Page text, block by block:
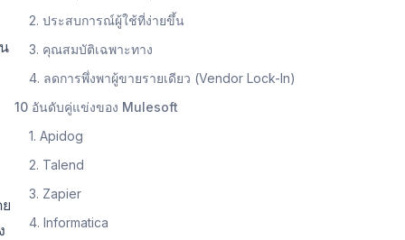
2. ประสบการณ์ผู้ใช้ที่ง่ายขึ้น
3. คุณสมบัติเฉพาะทาง
4. ลดการพึ่งพาผู้ขายรายเดียว (Vendor Lock-In)
10 อันดับคู่แข่งของ Mulesoft
1. Apidog
2. Talend
3. Zapier
4. Informatica